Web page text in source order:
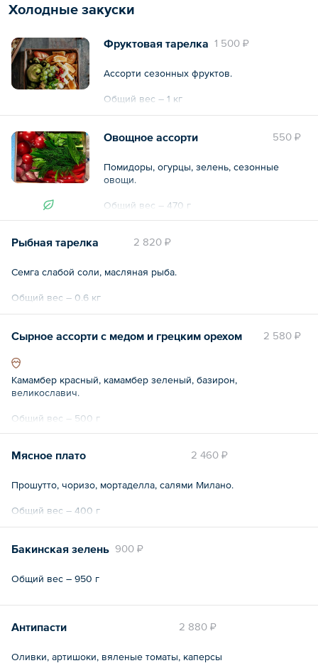
Холодные закуски
1 500 ₽
Фруктовая тарелка
Ассорти сезонных фруктов.
Общий вес – 1 кг
550 ₽
Овощное ассорти
Помидоры, огурцы, зелень, сезонные
овощи.
Общий вес – 470 г
2 820 ₽
Рыбная тарелка
Cемга слабой соли, масляная рыба.
Общий вес – 0.6 кг
2 580 ₽
Сырное ассорти с медом и грецким орехом
Камамбер красный, камамбер зеленый, базирон,
великославич.
Общий вес – 500 г
2 460 ₽
Мясное плато
Прошутто, чоризо, мортаделла, салями Милано.
Общий вес – 400 г
900 ₽
Бакинская зелень
Общий вес – 950 г
2 880 ₽
Антипасти
Оливки, артишоки, вяленые томаты, каперсы